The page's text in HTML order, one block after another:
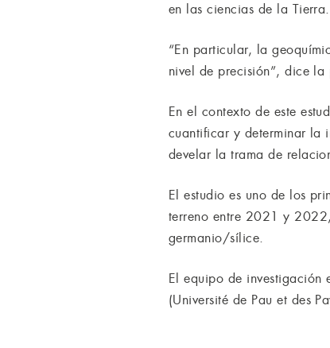
en las ciencias de la Tierra.
“En particular, la
nivel de precisión”, dice la
En el contexto de este
cuantificar y determinar la
develar la trama de
El estudio es uno de los
terreno entre 2021 y
germanio/sílice.
El equipo de investigación
(Université de Pau et des